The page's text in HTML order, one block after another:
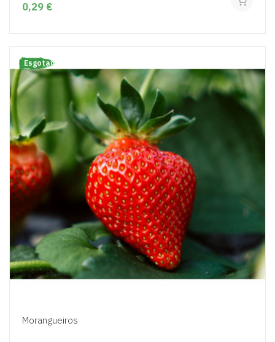
0,29 €
Esgotado
Morangueiros